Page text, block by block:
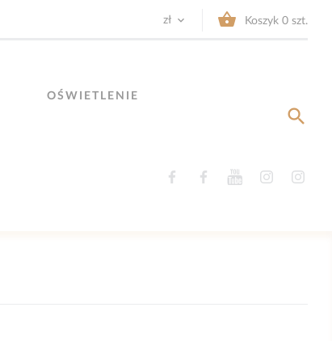
zł   Koszyk 0 szt.
FacebookFacebookYouTubeInstagram
OŚWIETLENIE
